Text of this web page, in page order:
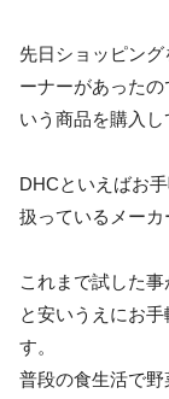
先日ショッピン
ーナーがあった
いう商品を購入し
DHCといえばお
扱っているメーカ
これまで試した
と安いうえにお
す。
普段の食生活で